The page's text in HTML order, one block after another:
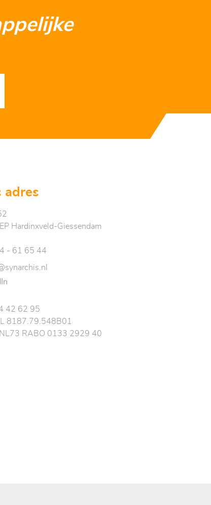
adres
Hardinxveld-Giessendam
- 61 65 44
42 62 95
8187.79.548B01
NL73 RABO 0133 2929 40